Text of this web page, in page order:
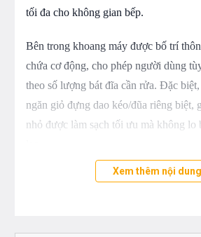
tối đa cho không gian bếp.
Bên trong khoang máy được bố trí
chứa cơ động, cho phép người dùng
theo số lượng bát đĩa cần rửa. Đặc
ngăn giỏ đựng dao kéo/đũa riêng biệt,
nhỏ được làm sạch tối ưu mà không lo
Với thiết kế tinh tế và công năng vượt
Xem thêm nội dung